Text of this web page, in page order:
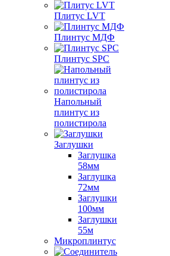
Плитус LVT
Плинтус МДФ
Плинтус SPC
Напольный
плинтус из
полистирола
Заглушки
Заглушка
58мм
Заглушка
72мм
Заглушки
100мм
Заглушки
55м
Микроплинтус